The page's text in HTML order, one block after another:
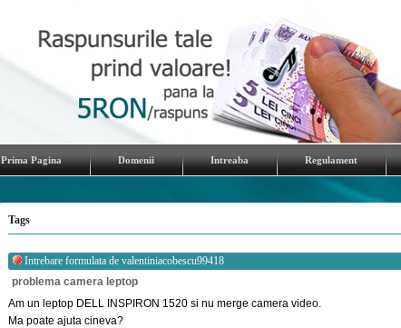
Prima Pagina Domenii Intreaba Regulament
Tags
Intrebare formulata de valentiniacobescu99418
problema camera leptop
Am un leptop DELL INSPIRON 1520 si nu merge camera video.
Ma poate ajuta cineva?